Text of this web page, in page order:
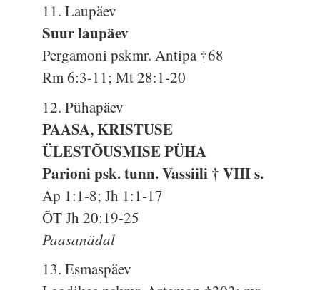
11. Laupäev
Suur laupäev
Pergamoni pskmr. Antipa †68
Rm 6:3-11; Mt 28:1-20
12. Pühapäev
PAASA, KRISTUSE
ÜLESTÕUSMISE PÜHA
Parioni psk. tunn. Vassiili † VIII s.
Ap 1:1-8; Jh 1:1-17
ÕT Jh 20:19-25
Paasanädal
13. Esmaspäev